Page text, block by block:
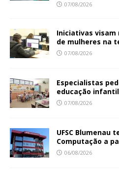
07/08/2026
Iniciativas visam
de mulheres na
07/08/2026
Especialistas
educação
07/08/2026
UFSC Blumenau
Computação a
06/08/2026